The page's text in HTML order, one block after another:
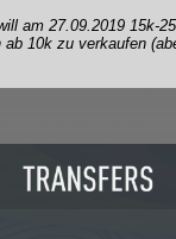
am 27.09.2019 15k-
ab 10k zu verkaufen